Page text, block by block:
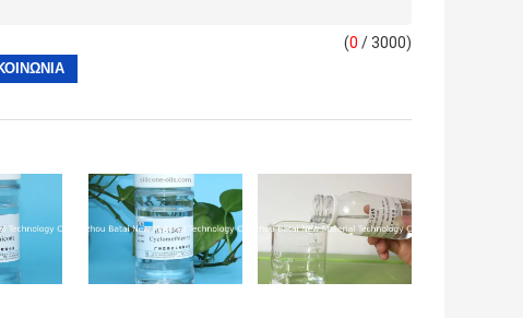
(0 / 3000)